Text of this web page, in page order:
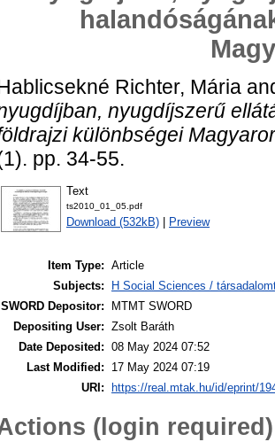
Richter, Mária
nyugdíjszerű
különbségei
pp. 34-55.
Text
ts2010_01_05.pdf
Download (532kB) Preview
Item Type: Article
Subjects:
H Social Sciences /
SWORD Depositor:
MTMT SWORD
Depositing User: Zsolt Baráth
Date Deposited: 08 May 2024 07:52
Last Modified:
17 May 2024 07:19
URI:
https://real.mtak.hu/id/eprint/
(login required)